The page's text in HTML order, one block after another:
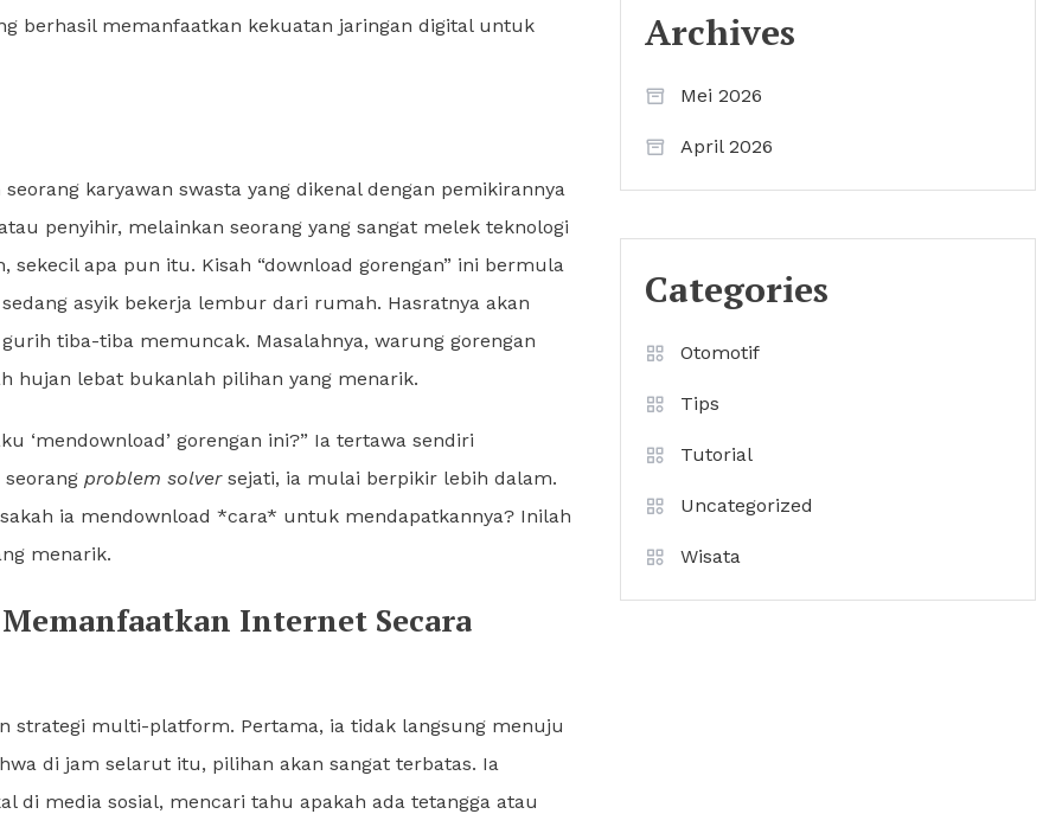
berhasil memanfaatkan kekuatan jaringan digital untuk
karyawan swasta yang dikenal dengan pemikirannya
penyihir, melainkan seorang yang sangat melek teknologi
apa pun itu. Kisah “download gorengan” ini bermula
asyik bekerja lembur dari rumah. Hasratnya akan
tiba-tiba memuncak. Masalahnya, warung gorengan
hujan lebat bukanlah pilihan yang menarik.
‘mendownload’ gorengan ini?” Ia tertawa sendiri
problem solversejati, ia mulai berpikir lebih dalam.
ia mendownload *cara* untuk mendapatkannya? Inilah
menarik.
Internet Secara
strategi multi-platform. Pertama, ia tidak langsung menuju
di jam selarut itu, pilihan akan sangat terbatas. Ia
media sosial, mencari tahu apakah ada tetangga atau
Archives
Mei 2026
April 2026
Categories
Otomotif
Tips
Tutorial
Uncategorized
Wisata